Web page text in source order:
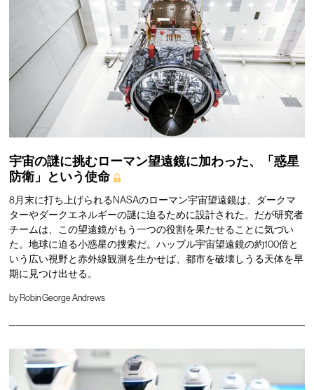
宇宙の謎に挑むローマン望遠鏡に加わった、「惑星
防衛」という使命
8月末に打ち上げられるNASAのローマン宇宙望遠鏡は、ダークマ
ターやダークエネルギーの謎に迫るために設計された。だが研究者
チームは、この望遠鏡がもう一つの役割を果たせることに気づい
た。地球に迫る小惑星の捜索だ。ハッブル宇宙望遠鏡の約100倍と
いう広い視野と赤外線観測を生かせば、都市を破壊しうる天体を早
期に見つけ出せる。
by Robin George Andrews